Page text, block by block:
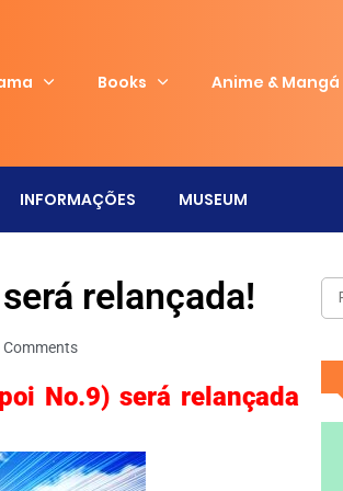
Books Anime & Mangá
INFORMAÇÕES MUSEUM
relançada!
Comments
No.9) será relançada